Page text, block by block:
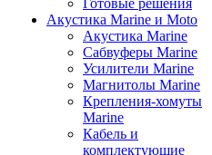
Готовые решения
Акустика Marine и Moto
Акустика Marine
Сабвуферы Marine
Усилители Marine
Магнитолы Marine
Крепления-хомуты
Marine
Кабель и
комплектующие